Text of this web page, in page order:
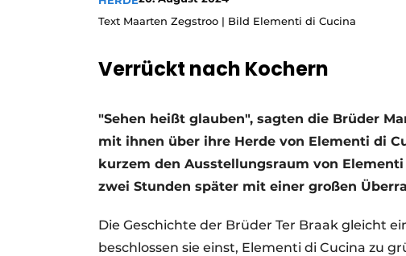
Ein Stellenangebot registrieren
Videos
Text Maarten Zegstroo | Bild Elementi di Cucina
Verrückt nach Kochern
"Sehen heißt glauben", sagten die Brüder
mit ihnen über ihre Herde von Elementi di
kurzem den Ausstellungsraum von
zwei Stunden später mit einer großen
Die Geschichte der Brüder Ter Braak gleicht
beschlossen sie einst, Elementi di Cucina zu